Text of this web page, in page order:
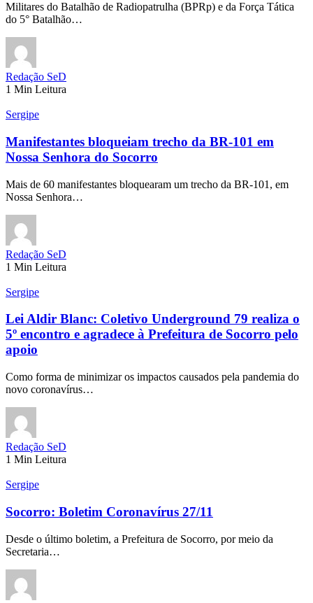
Militares do Batalhão de Radiopatrulha (BPRp) e da Força Tática
do 5° Batalhão…
Redação SeD
1 Min Leitura
Sergipe
Manifestantes bloqueiam trecho da BR-101 em
Nossa Senhora do Socorro
Mais de 60 manifestantes bloquearam um trecho da BR-101, em
Nossa Senhora…
Redação SeD
1 Min Leitura
Sergipe
Lei Aldir Blanc: Coletivo Underground 79 realiza o
5º encontro e agradece à Prefeitura de Socorro pelo
apoio
Como forma de minimizar os impactos causados pela pandemia do
novo coronavírus…
Redação SeD
1 Min Leitura
Sergipe
Socorro: Boletim Coronavírus 27/11
Desde o último boletim, a Prefeitura de Socorro, por meio da
Secretaria…